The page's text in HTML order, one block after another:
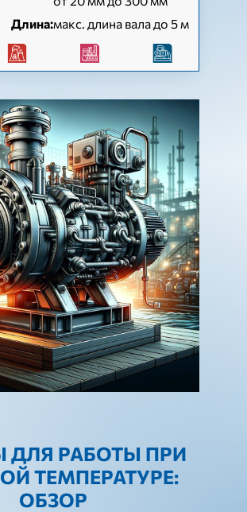
Длина:макс. длина вала до 5 м
ДЛЯ РАБОТЫ ПРИ
ТЕМПЕРАТУРЕ:
ОБЗОР